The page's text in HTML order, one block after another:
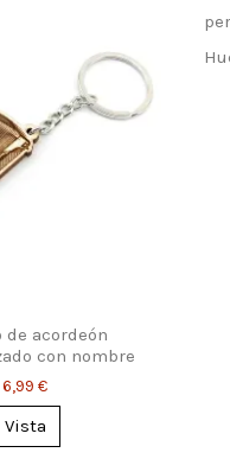
de acordeón
con nombre
grabado
6,99 €
Vista